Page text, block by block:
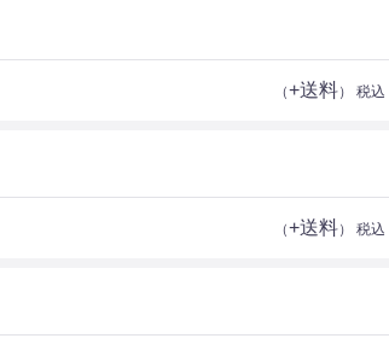
（+送料） 税込
（+送料） 税込